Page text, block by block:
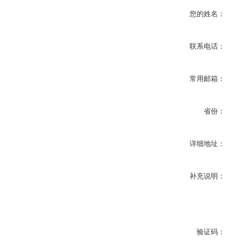
您的姓名：
联系电话：
常用邮箱：
省份：
详细地址：
补充说明：
验证码：